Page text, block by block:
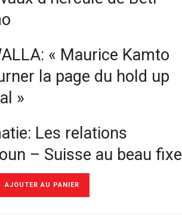
« Maurice Kamto
la page du hold up
»
Les relations
– Suisse au beau fixe
AJOUTER AU PANIER